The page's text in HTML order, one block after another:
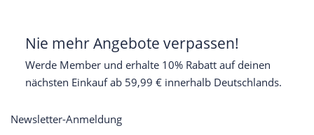
Nie mehr Angebote verpassen!
Werde Member und erhalte 10% Rabatt auf deinen
nächsten Einkauf ab 59,99 € innerhalb Deutschlands.
Newsletter-Anmeldung